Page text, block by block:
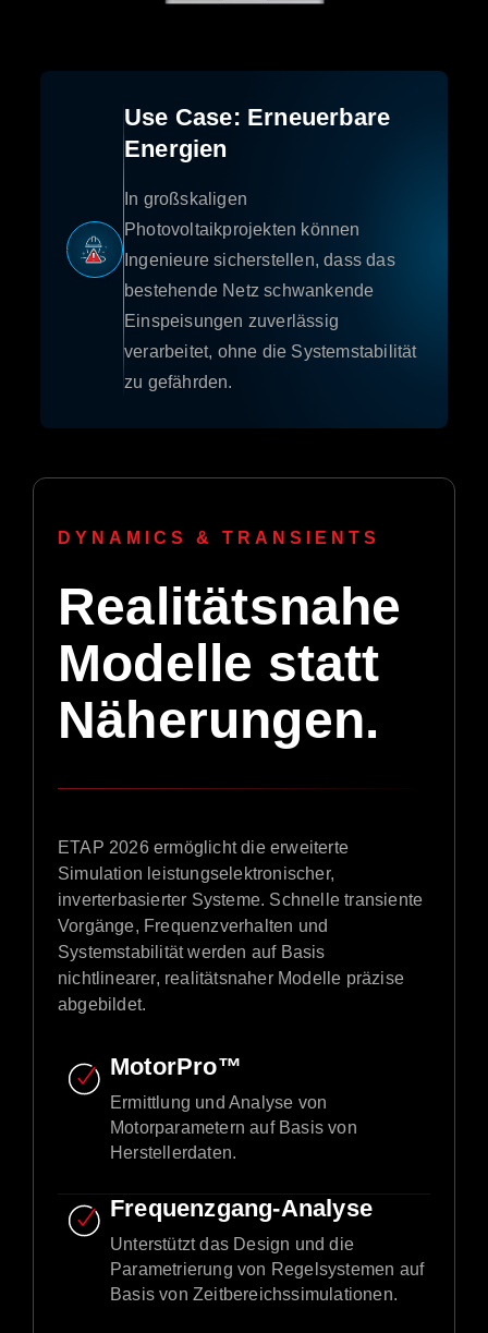
Use Case: Erneuerbare
Energien
In großskaligen
Photovoltaikprojekten können
Ingenieure sicherstellen, dass das
bestehende Netz schwankende
Einspeisungen zuverlässig
verarbeitet, ohne die Systemstabilität
zu gefährden.
DYNAMICS & TRANSIENTS
Realitätsnahe
Modelle statt
Näherungen.
ETAP 2026 ermöglicht die erweiterte
Simulation leistungselektronischer,
inverterbasierter Systeme. Schnelle transiente
Vorgänge, Frequenzverhalten und
Systemstabilität werden auf Basis
nichtlinearer, realitätsnaher Modelle präzise
abgebildet.
MotorPro™
Ermittlung und Analyse von
Motorparametern auf Basis von
Herstellerdaten.
Frequenzgang-Analyse
Unterstützt das Design und die
Parametrierung von Regelsystemen auf
Basis von Zeitbereichssimulationen.